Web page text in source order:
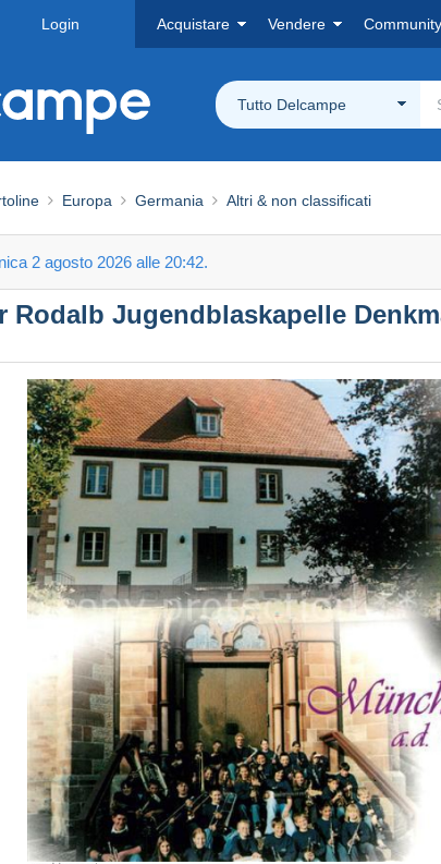
Login Acquistare Vendere Community
Tutto Delcampe
Europa Germania Altri & non classificati
2 agosto 2026 alle 20:42.
Rodalb Jugendblaskapelle